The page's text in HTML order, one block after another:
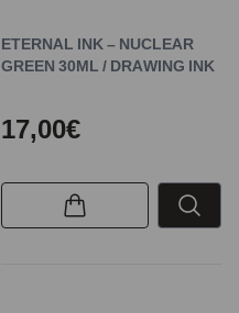
ETERNAL INK – NUCLEAR
GREEN 30ML / DRAWING INK
17,00€